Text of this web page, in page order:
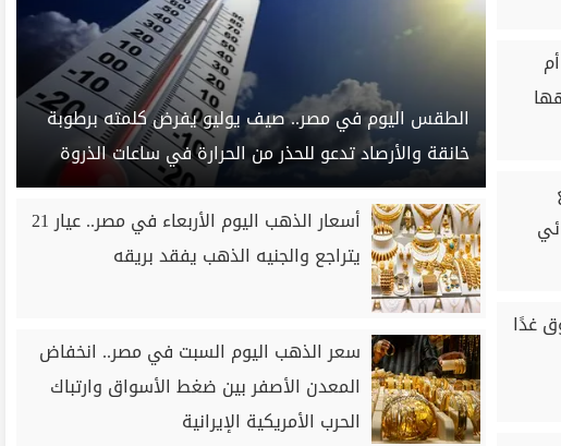
غدًا
الطقس اليوم في مصر.. صيف يوليو يفرض كلمته برطوبة
خانقة والأرصاد تدعو للحذر من الحرارة في ساعات الذروة
أسعار الذهب اليوم الأربعاء في مصر.. عيار 21
يتراجع والجنيه الذهب يفقد بريقه
سعر الذهب اليوم السبت في مصر.. انخفاض
المعدن الأصفر بين ضغط الأسواق وارتباك
الحرب الأمريكية الإيرانية